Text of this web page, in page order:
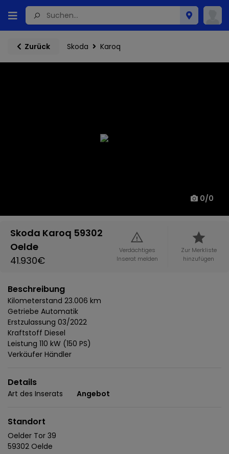
Zurück Skoda Karoq
0/0
Skoda Karoq 59302
Oelde
41.930€
Verdächtiges
Inserat melden
Zur Merkliste
hinzufügen
Beschreibung
Kilometerstand 23.006 km
Getriebe Automatik
Erstzulassung 03/2022
Kraftstoff Diesel
Leistung 110 kW (150 PS)
Verkäufer Händler
Details
Art des Inserats Angebot
Standort
Oelder Tor 39
59302 Oelde